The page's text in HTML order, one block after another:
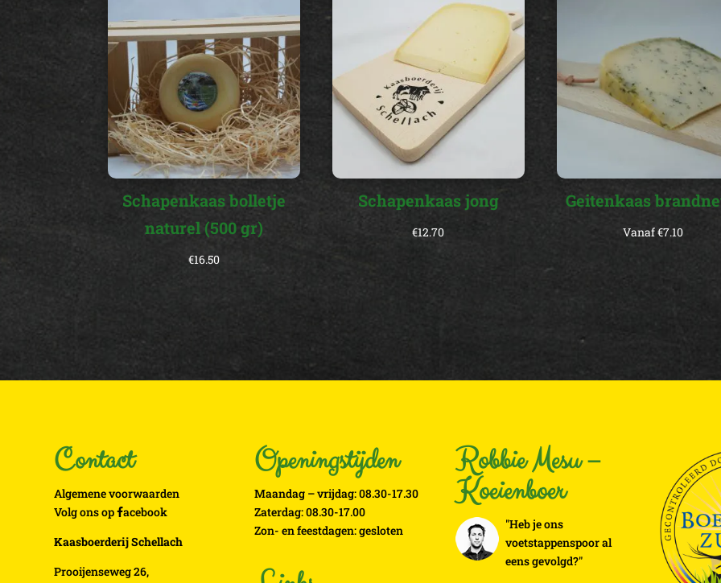
Schapenkaas bolletje
naturel (500 gr)
€16.50
Schapenkaas jong
€12.70
Geitenkaas
Vanaf€7.10
Contact
Algemene voorwaarden
Volg ons op acebook
Kaasboerderij Schellach
Prooijenseweg 26,
Openingstijden
Maandag – vrijdag: 08.30-17.30
Zaterdag: 08.30-17.00
Zon- en feestdagen: gesloten
Robbie Mesu –
Koeienboer
"Heb je ons
voetstappenspoor al
eens gevolgd?"